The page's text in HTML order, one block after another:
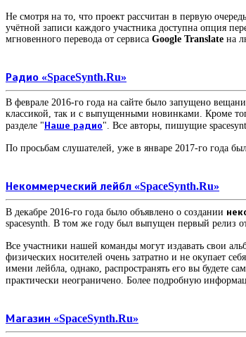
Не смотря на то, что проект рассчитан в первую
учётной записи каждого участника доступна опция
мгновенного перевода от сервиса Google Translate на
Радио «SpaceSynth.Ru»
В феврале 2016-го года на сайте было запущено
классикой, так и с выпущенными новинками. Кроме
разделе " Наше радио". Все авторы, пишущие
По просьбам слушателей, уже в январе 2017-го года
Некоммерческий лейбл «SpaceSynth.Ru»
В декабре 2016-го года было объявлено о создании
spacesynth. В том же году был выпущен первый релиз
Все участники нашей команды могут издавать свои
физических носителей очень затратно и не окупает
имени лейбла, однако, распространять его вы будете
практически неограничено. Более подробную
Магазин «SpaceSynth.Ru»